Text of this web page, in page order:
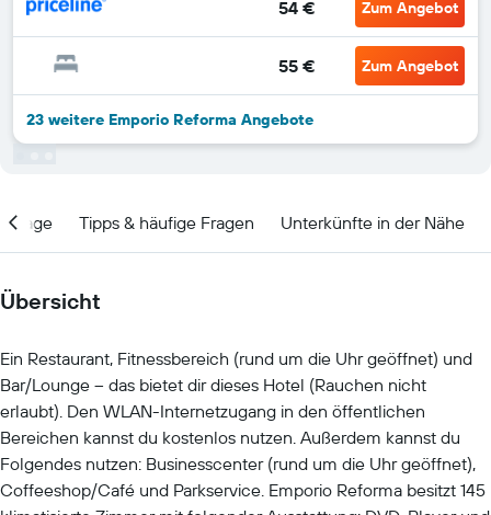
54 € Zum Angebot
55 € Zum Angebot
23 weitere Emporio Reforma Angebote
Lage Tipps & häufige Fragen Unterkünfte in der Nähe
Übersicht
Ein Restaurant, Fitnessbereich (rund um die Uhr geöffnet) und
Bar/Lounge – das bietet dir dieses Hotel (Rauchen nicht
erlaubt). Den WLAN-Internetzugang in den öffentlichen
Bereichen kannst du kostenlos nutzen. Außerdem kannst du
Folgendes nutzen: Businesscenter (rund um die Uhr geöffnet),
Coffeeshop/Café und Parkservice. Emporio Reforma besitzt 145